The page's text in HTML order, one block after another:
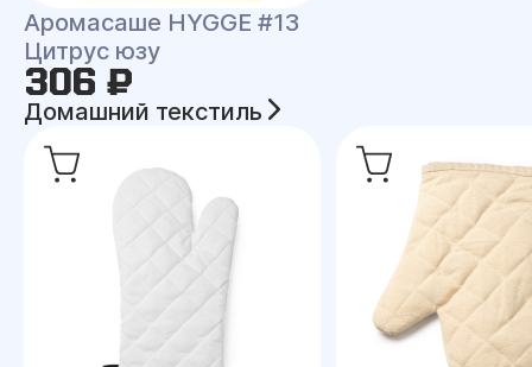
Аромасаше HYGGE #13
Цитрус юзу
306 ₽
Домашний текстиль